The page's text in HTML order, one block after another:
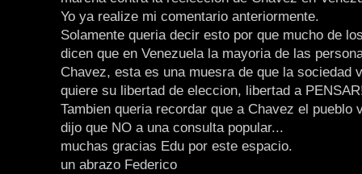
Yo ya realize mi comentario anteriormente.
Solamente queria decir esto por que mucho de
dicen que en Venezuela la mayoria de las
Chavez, esta es una muesra de que la sociedad
quiere su libertad de eleccion, libertad a
Tambien queria recordar que a Chavez el pueblo
dijo que NO a una consulta popular...
muchas gracias Edu por este espacio.
un abrazo Federico